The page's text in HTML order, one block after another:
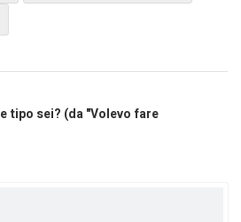
tipo sei? (da "Volevo fare